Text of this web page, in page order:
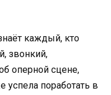
каждый, кто
звонкий,
оперной сцене,
успела поработать в